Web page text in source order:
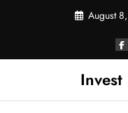
August